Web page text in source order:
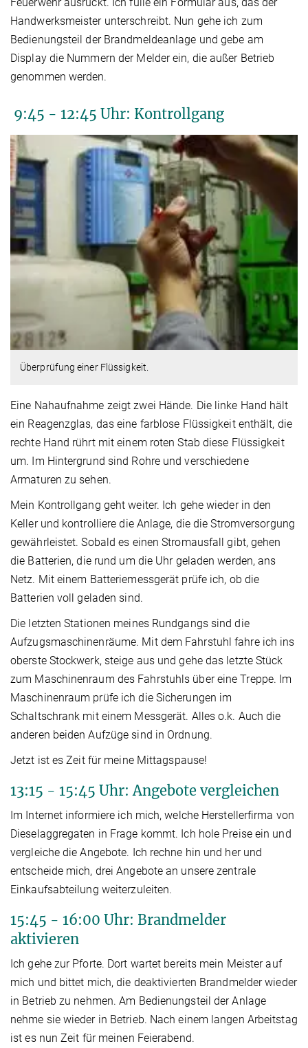
Handwerksmeister unterschreibt. Nun gehe ich zum
Bedienungsteil der Brandmeldeanlage und gebe am
Display die Nummern der Melder ein, die außer Betrieb
genommen werden.
9:45 - 12:45 Uhr: Kontrollgang
Überprüfung einer Flüssigkeit.
Eine Nahaufnahme zeigt zwei Hände. Die linke Hand hält
ein Reagenzglas, das eine farblose Flüssigkeit enthält, die
rechte Hand rührt mit einem roten Stab diese Flüssigkeit
um. Im Hintergrund sind Rohre und verschiedene
Armaturen zu sehen.
Mein Kontrollgang geht weiter. Ich gehe wieder in den
Keller und kontrolliere die Anlage, die die Stromversorgung
gewährleistet. Sobald es einen Stromausfall gibt, gehen
die Batterien, die rund um die Uhr geladen werden, ans
Netz. Mit einem Batteriemessgerät prüfe ich, ob die
Batterien voll geladen sind.
Die letzten Stationen meines Rundgangs sind die
Aufzugsmaschinenräume. Mit dem Fahrstuhl fahre ich ins
oberste Stockwerk, steige aus und gehe das letzte Stück
zum Maschinenraum des Fahrstuhls über eine Treppe. Im
Maschinenraum prüfe ich die Sicherungen im
Schaltschrank mit einem Messgerät. Alles o.k. Auch die
anderen beiden Aufzüge sind in Ordnung.
Jetzt ist es Zeit für meine Mittagspause!
13:15 - 15:45 Uhr: Angebote vergleichen
Im Internet informiere ich mich, welche Herstellerfirma von
Dieselaggregaten in Frage kommt. Ich hole Preise ein und
vergleiche die Angebote. Ich rechne hin und her und
entscheide mich, drei Angebote an unsere zentrale
Einkaufsabteilung weiterzuleiten.
15:45 - 16:00 Uhr: Brandmelder
aktivieren
Ich gehe zur Pforte. Dort wartet bereits mein Meister auf
mich und bittet mich, die deaktivierten Brandmelder wieder
in Betrieb zu nehmen. Am Bedienungsteil der Anlage
nehme sie wieder in Betrieb. Nach einem langen Arbeitstag
ist es nun Zeit für meinen Feierabend.